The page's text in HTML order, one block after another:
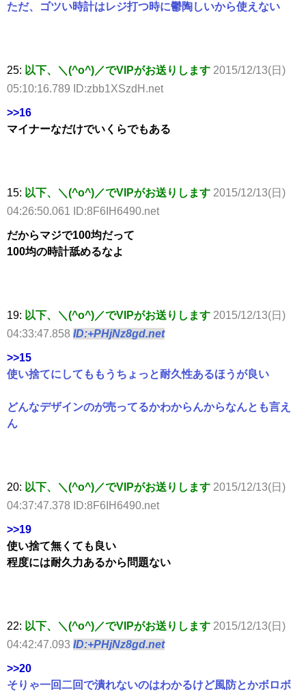
ただ、ゴツい時計はレジ打つ時に鬱陶しいから使えない
25: 以下、＼(^o^)／でVIPがお送りします 2015/12/13(日)
05:10:16.789 ID:zbb1XSzdH.net
>>16
マイナーなだけでいくらでもある
15: 以下、＼(^o^)／でVIPがお送りします 2015/12/13(日)
04:26:50.061 ID:8F6IH6490.net
だからマジで100均だって
100均の時計舐めるなよ
19: 以下、＼(^o^)／でVIPがお送りします 2015/12/13(日)
04:33:47.858 ID:+PHjNz8gd.net
>>15
使い捨てにしてももうちょっと耐久性あるほうが良い
どんなデザインのが売ってるかわからんからなんとも言え
ん
20: 以下、＼(^o^)／でVIPがお送りします 2015/12/13(日)
04:37:47.378 ID:8F6IH6490.net
>>19
使い捨て無くても良い
程度には耐久力あるから問題ない
22: 以下、＼(^o^)／でVIPがお送りします 2015/12/13(日)
04:42:47.093 ID:+PHjNz8gd.net
>>20
そりゃ一回二回で潰れないのはわかるけど風防とかボロボ